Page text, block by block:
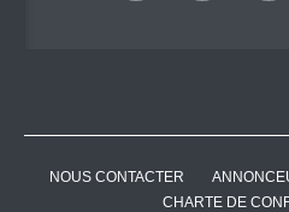
NOUS CONTACTER
CHARTE DE